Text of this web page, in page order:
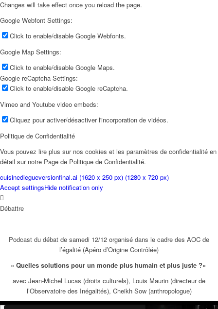
Changes will take effect once you reload the page.
Google Webfont Settings:
Click to enable/disable Google Webfonts.
Google Map Settings:
Click to enable/disable Google Maps.
Google reCaptcha Settings:
Click to enable/disable Google reCaptcha.
Vimeo and Youtube video embeds:
Cliquez pour activer/désactiver l'incorporation de vidéos.
Politique de Confidentialité
Vous pouvez lire plus sur nos cookies et les paramètres de confidentialité en
détail sur notre Page de Politique de Confidentialité.
cuisinedlegueversionfinal.ai (1620 x 250 px) (1280 x 720 px)
Accept settingsHide notification only
Débattre
Podcast du débat de samedi 12/12 organisé dans le cadre des AOC de
l’égalité (Apéro d’Origine Contrôlée)
« Quelles solutions pour un monde plus humain et plus juste ?«
avec Jean-Michel Lucas (droits culturels), Louis Maurin (directeur de
l’Observatoire des Inégalités), Cheikh Sow (anthropologue)